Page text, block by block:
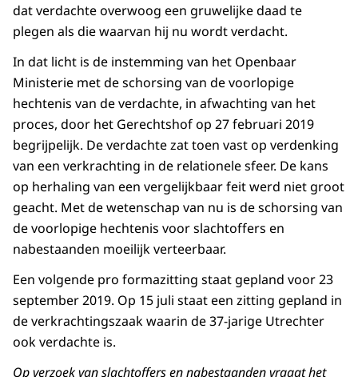
dat verdachte overwoog een gruwelijke daad te
plegen als die waarvan hij nu wordt verdacht.
In dat licht is de instemming van het Openbaar
Ministerie met de schorsing van de voorlopige
hechtenis van de verdachte, in afwachting van het
proces, door het Gerechtshof op 27 februari 2019
begrijpelijk. De verdachte zat toen vast op verdenking
van een verkrachting in de relationele sfeer. De kans
op herhaling van een vergelijkbaar feit werd niet groot
geacht. Met de wetenschap van nu is de schorsing van
de voorlopige hechtenis voor slachtoffers en
nabestaanden moeilijk verteerbaar.
Een volgende pro formazitting staat gepland voor 23
september 2019. Op 15 juli staat een zitting gepland in
de verkrachtingszaak waarin de 37-jarige Utrechter
ook verdachte is.
Op verzoek van slachtoffers en nabestaanden vraagt het